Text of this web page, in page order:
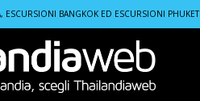
ESCURSIONI BANGKOK ED ESCURSIONI
Civitavecchia, Italy